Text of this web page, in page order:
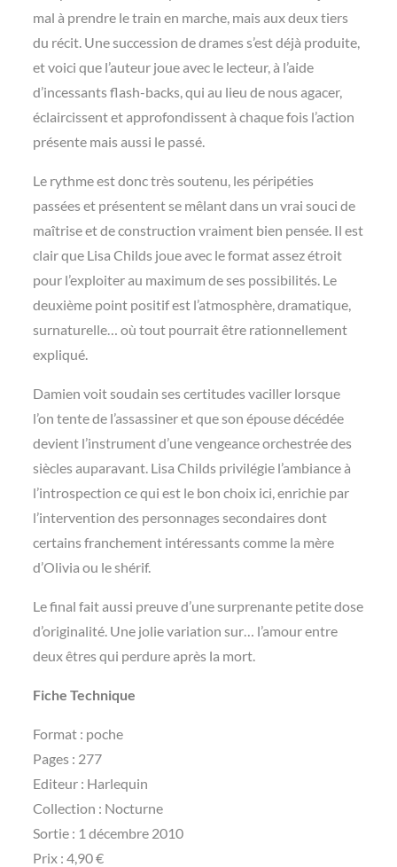
mal à prendre le train en marche, mais aux deux tiers
du récit. Une succession de drames s’est déjà produite,
et voici que l’auteur joue avec le lecteur, à l’aide
d’incessants flash-backs, qui au lieu de nous agacer,
éclaircissent et approfondissent à chaque fois l’action
présente mais aussi le passé.
Le rythme est donc très soutenu, les péripéties
passées et présentent se mêlant dans un vrai souci de
maîtrise et de construction vraiment bien pensée. Il est
clair que Lisa Childs joue avec le format assez étroit
pour l’exploiter au maximum de ses possibilités. Le
deuxième point positif est l’atmosphère, dramatique,
surnaturelle… où tout pourrait être rationnellement
expliqué.
Damien voit soudain ses certitudes vaciller lorsque
l’on tente de l’assassiner et que son épouse décédée
devient l’instrument d’une vengeance orchestrée des
siècles auparavant. Lisa Childs privilégie l’ambiance à
l’introspection ce qui est le bon choix ici, enrichie par
l’intervention des personnages secondaires dont
certains franchement intéressants comme la mère
d’Olivia ou le shérif.
Le final fait aussi preuve d’une surprenante petite dose
d’originalité. Une jolie variation sur… l’amour entre
deux êtres qui perdure après la mort.
Fiche Technique
Format : poche
Pages : 277
Editeur : Harlequin
Collection : Nocturne
Sortie : 1 décembre 2010
Prix : 4,90 €